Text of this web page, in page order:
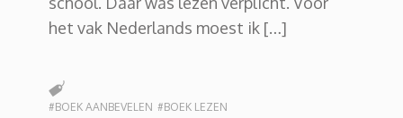
het vak Nederlands moest ik […]
#BOEK AANBEVELEN #BOEK LEZEN